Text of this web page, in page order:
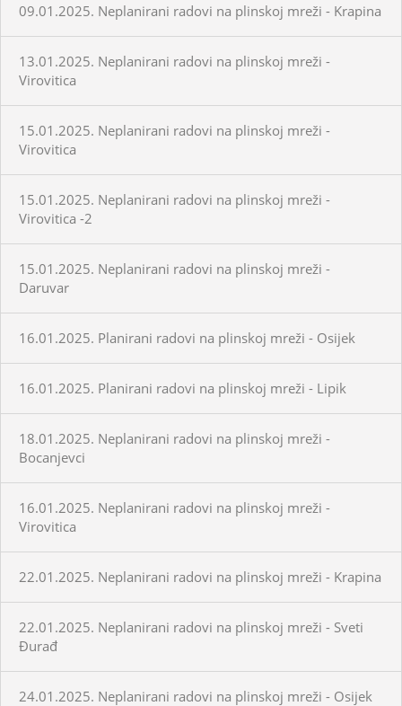
09.01.2025. Neplanirani radovi na plinskoj mreži - Krapina
13.01.2025. Neplanirani radovi na plinskoj mreži -
Virovitica
15.01.2025. Neplanirani radovi na plinskoj mreži -
Virovitica
15.01.2025. Neplanirani radovi na plinskoj mreži -
Virovitica -2
15.01.2025. Neplanirani radovi na plinskoj mreži -
Daruvar
16.01.2025. Planirani radovi na plinskoj mreži - Osijek
16.01.2025. Planirani radovi na plinskoj mreži - Lipik
18.01.2025. Neplanirani radovi na plinskoj mreži -
Bocanjevci
16.01.2025. Neplanirani radovi na plinskoj mreži -
Virovitica
22.01.2025. Neplanirani radovi na plinskoj mreži - Krapina
22.01.2025. Neplanirani radovi na plinskoj mreži - Sveti
Đurađ
24.01.2025. Neplanirani radovi na plinskoj mreži - Osijek